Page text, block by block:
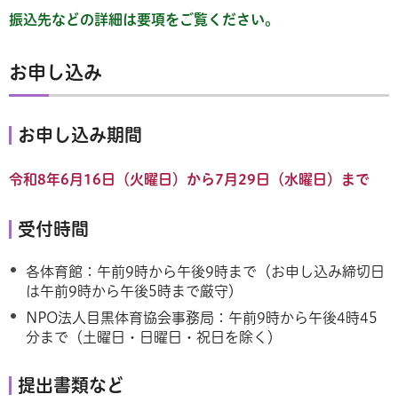
振込先などの詳細は要項をご覧ください。
お申し込み
お申し込み期間
令和8年6月16日（火曜日）から7月29日（水曜日）まで
受付時間
各体育館：午前9時から午後9時まで（お申し込み締切日
は午前9時から午後5時まで厳守）
NPO法人目黒体育協会事務局：午前9時から午後4時45
分まで（土曜日・日曜日・祝日を除く）
提出書類など